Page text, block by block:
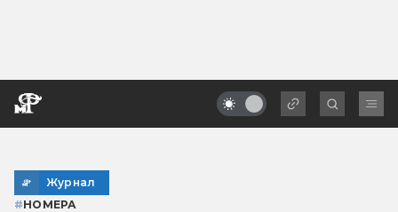
Журнал
#НОМЕРА